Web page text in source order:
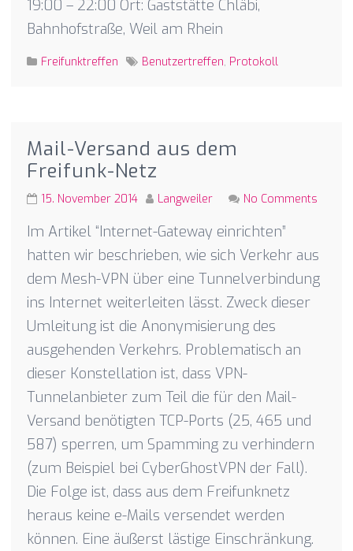
19:00 – 22:00 Ort: Gaststätte Chläbi,
Bahnhofstraße, Weil am Rhein
Freifunktreffen Benutzertreffen, Protokoll
Mail-Versand aus dem
Freifunk-Netz
15. November 2014 Langweiler No Comments
Im Artikel “Internet-Gateway einrichten”
hatten wir beschrieben, wie sich Verkehr aus
dem Mesh-VPN über eine Tunnelverbindung
ins Internet weiterleiten lässt. Zweck dieser
Umleitung ist die Anonymisierung des
ausgehenden Verkehrs. Problematisch an
dieser Konstellation ist, dass VPN-
Tunnelanbieter zum Teil die für den Mail-
Versand benötigten TCP-Ports (25, 465 und
587) sperren, um Spamming zu verhindern
(zum Beispiel bei CyberGhostVPN der Fall).
Die Folge ist, dass aus dem Freifunknetz
heraus keine e-Mails versendet werden
können. Eine äußerst lästige Einschränkung.